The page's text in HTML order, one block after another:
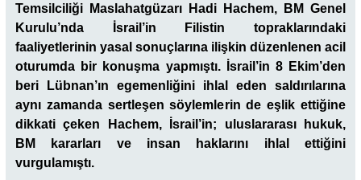
Temsilciliği Maslahatgüzarı Hadi Hachem, BM Genel
Kurulu’nda İsrail’in Filistin topraklarındaki
faaliyetlerinin yasal sonuçlarına ilişkin düzenlenen acil
oturumda bir konuşma yapmıştı. İsrail’in 8 Ekim’den
beri Lübnan’ın egemenliğini ihlal eden saldırılarına
aynı zamanda sertleşen söylemlerin de eşlik ettiğine
dikkati çeken Hachem, İsrail’in; uluslararası hukuk,
BM kararları ve insan haklarını ihlal ettiğini
vurgulamıştı.